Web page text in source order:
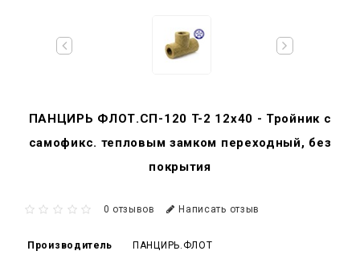
ПАНЦИРЬ ФЛОТ.СП-120 T-2 12x40 - Тройник c
самофикс. тепловым замком переходный, без
покрытия
0 отзывов Написать отзыв
Производитель
ПАНЦИРЬ.ФЛОТ